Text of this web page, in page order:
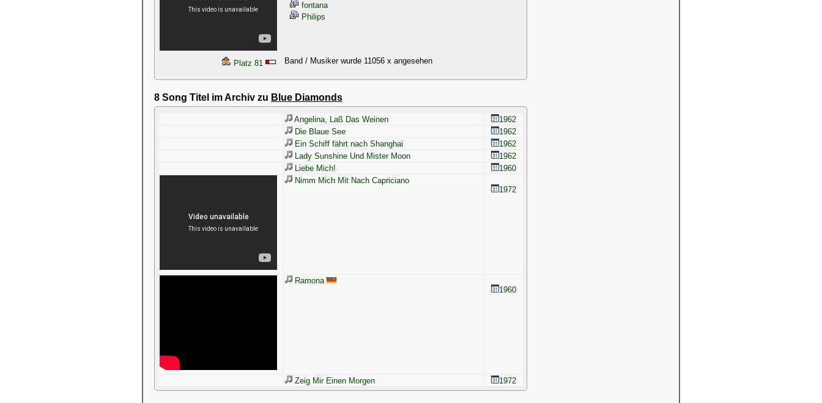
fontana
Philips
Platz 81 Band / Musiker wurde 11056 x angesehen
8 Song Titel im Archiv zu Blue Diamonds
Angelina, Laß Das Weinen
1962
Die Blaue See
1962
Ein Schiff fährt nach Shanghai
1962
Lady Sunshine Und Mister Moon
1962
Liebe Mich!
1960
Nimm Mich Mit Nach Capriciano
1972
Ramona
1960
Zeig Mir Einen Morgen 1972